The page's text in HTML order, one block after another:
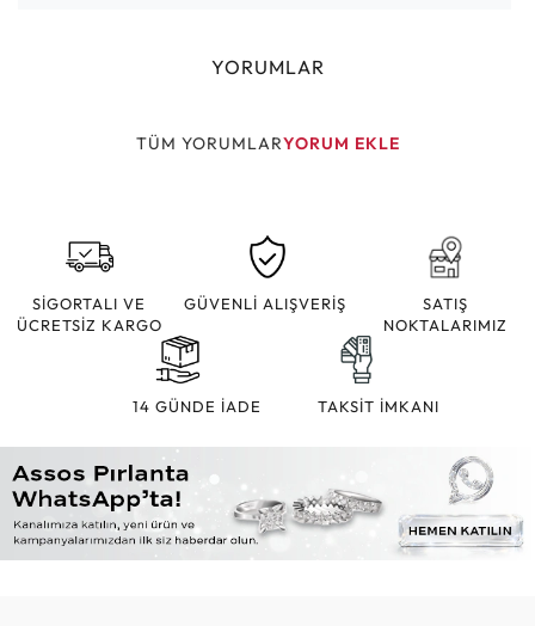
YORUMLAR
TÜM YORUMLARYORUM EKLE
SİGORTALI VE
ÜCRETSİZ KARGO
GÜVENLİ ALIŞVERİŞ
SATIŞ
NOKTALARIMIZ
14 GÜNDE İADE TAKSİT İMKANI